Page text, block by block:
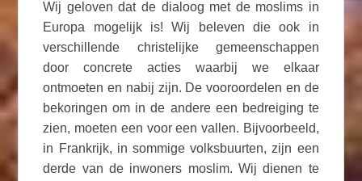
Wij geloven dat de dialoog met de moslims in
Europa mogelijk is! Wij beleven die ook in
verschillende christelijke gemeenschappen
door concrete acties waarbij we elkaar
ontmoeten en nabij zijn. De vooroordelen en de
bekoringen om in de andere een bedreiging te
zien, moeten een voor een vallen. Bijvoorbeeld,
in Frankrijk, in sommige volksbuurten, zijn een
derde van de inwoners moslim. Wij dienen te